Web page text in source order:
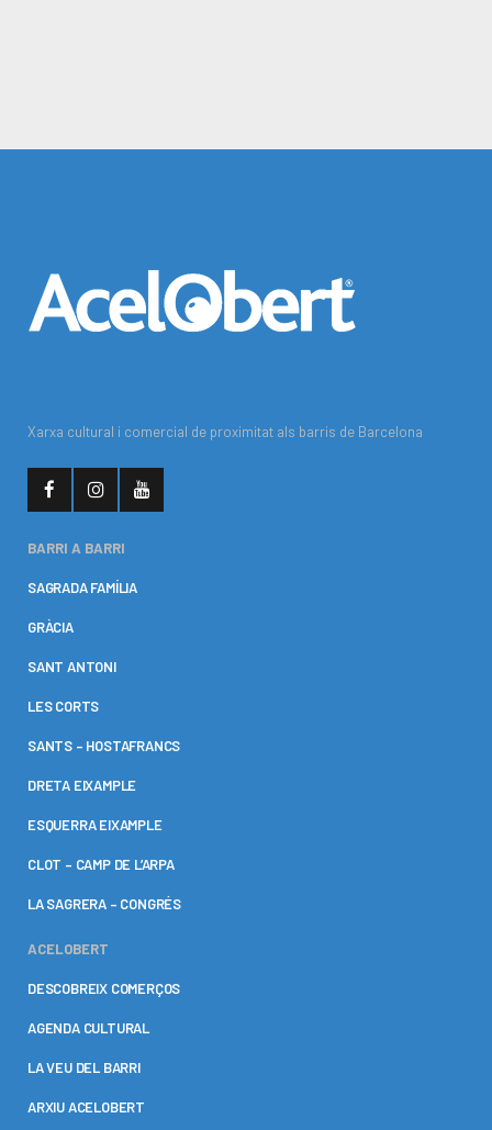
Xarxa cultural i comercial de proximitat als barris de Barcelona
BARRI A BARRI
SAGRADA FAMÍLIA
GRÀCIA
SANT ANTONI
LES CORTS
SANTS – HOSTAFRANCS
DRETA EIXAMPLE
ESQUERRA EIXAMPLE
CLOT – CAMP DE L’ARPA
LA SAGRERA – CONGRÉS
ACELOBERT
DESCOBREIX COMERÇOS
AGENDA CULTURAL
LA VEU DEL BARRI
ARXIU ACELOBERT